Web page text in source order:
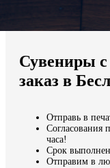
Мы доставляем по
Продолжить без
Сувениры
заказ в
Отправь в
Согласования
часа!
Срок
Отправим в